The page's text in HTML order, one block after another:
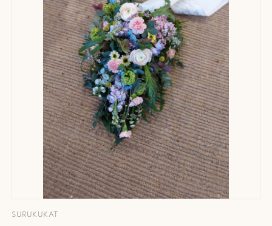
SURUKUKAT